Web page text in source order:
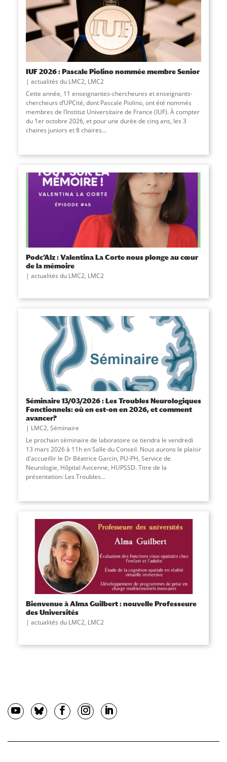
IUF 2026 : Pascale Piolino nommée membre Senior
actualités du LMC2, LMC2
Cette année, 11 enseignantes-chercheures et enseignants-
chercheurs d’UPCité, dont Pascale Piolino, ont été nommés
membres de l’Institut Universitaire de France (IUF). À compter
du 1er octobre 2026, et pour une durée de cinq ans, les 3
chaires juniors et 8 chaires...
Podc’Alz : Valentina La Corte nous plonge au cœur
de la mémoire
actualités du LMC2, LMC2
Séminaire 13/03/2026 : Les Troubles Neurologiques
Fonctionnels: où en est-on en 2026, et comment
avancer?
LMC2, Séminaire
Le prochain séminaire de laboratoire se tiendra le vendredi
13 mars 2026 à 11h en Salle du Conseil. Nous aurons le plaisir
d'accueillir le Dr Béatrice Garcin, PU-PH, Service de
Neurologie, Hôpital Avicenne, HUPSSD. Titre de la
présentation: Les Troubles...
Bienvenue à Alma Guilbert : nouvelle Professeure
des Universités
actualités du LMC2, LMC2